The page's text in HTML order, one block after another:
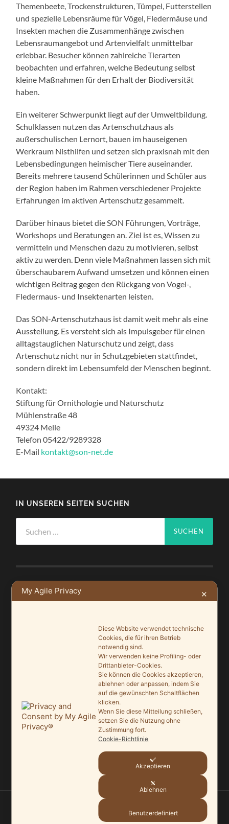
Themenbeete, Trockenstrukturen, Tümpel, Futterstellen
und spezielle Lebensräume für Vögel, Fledermäuse und
Insekten machen die Zusammenhänge zwischen
Lebensraumangebot und Artenvielfalt unmittelbar
erlebbar. Besucher können zahlreiche Tierarten
beobachten und erfahren, welche Bedeutung selbst
kleine Maßnahmen für den Erhalt der Biodiversität
haben.
Ein weiterer Schwerpunkt liegt auf der Umweltbildung.
Schulklassen nutzen das Artenschutzhaus als
außerschulischen Lernort, bauen im hauseigenen
Werkraum Nisthilfen und setzen sich praxisnah mit den
Lebensbedingungen heimischer Tiere auseinander.
Bereits mehrere tausend Schülerinnen und Schüler aus
der Region haben im Rahmen verschiedener Projekte
Erfahrungen im aktiven Artenschutz gesammelt.
Darüber hinaus bietet die SON Führungen, Vorträge,
Workshops und Beratungen an. Ziel ist es, Wissen zu
vermitteln und Menschen dazu zu motivieren, selbst
aktiv zu werden. Denn viele Maßnahmen lassen sich mit
überschaubarem Aufwand umsetzen und können einen
wichtigen Beitrag gegen den Rückgang von Vogel-,
Fledermaus- und Insektenarten leisten.
Das SON-Artenschutzhaus ist damit weit mehr als eine
Ausstellung. Es versteht sich als Impulsgeber für einen
alltagstauglichen Naturschutz und zeigt, dass
Artenschutz nicht nur in Schutzgebieten stattfindet,
sondern direkt im Lebensumfeld der Menschen beginnt.
Kontakt:
Stiftung für Ornithologie und Naturschutz
Mühlenstraße 48
49324 Melle
Telefon 05422/9289328
E-Mail kontakt@son-net.de
IN UNSEREN SEITEN SUCHEN
nach:
NEUSTE BEITRÄGE
Saisonauftakt nach Maß im Grönegau-Museum
Melle punktet beim „Tag des offenen Denkmals“
Ein Schaufenster der Denkmalpflege
7. September 2025
Mit vergrößertem Führungsteam in die Zukunft
HEIMATVEREIN MELLE —HOCH ↑
My Agile Privacy ✕
Diese Website verwendet technische
Cookies, die für ihren Betrieb
notwendig sind.
Wir verwenden keine Profiling- oder
Drittanbieter-Cookies.
Sie können die Cookies akzeptieren,
ablehnen oder anpassen, indem Sie
auf die gewünschten Schaltflächen
klicken.
Wenn Sie diese Mitteilung schließen,
setzen Sie die Nutzung ohne
Zustimmung fort.
Cookie-Richtlinie
Akzeptieren
Ablehnen
Benutzerdefiniert